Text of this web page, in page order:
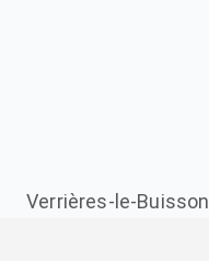
Verrières-le-Buisson